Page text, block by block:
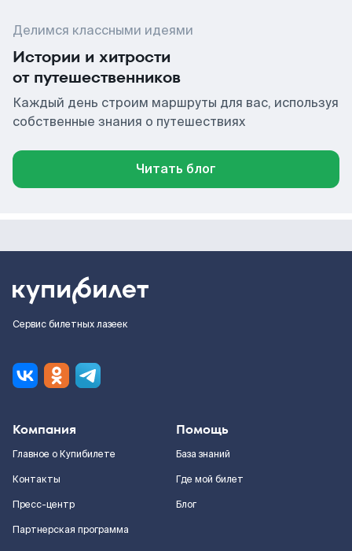
Делимся классными идеями
Истории и хитрости
от путешественников
Каждый день строим маршруты для вас, используя
собственные знания о путешествиях
Читать блог
Сервис билетных лазеек
Компания
Главное о Купибилете
Контакты
Пресс-центр
Партнерская программа
Помощь
База знаний
Где мой билет
Блог